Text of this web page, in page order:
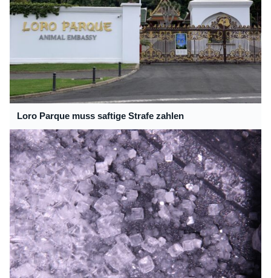
Loro Parque muss saftige Strafe zahlen